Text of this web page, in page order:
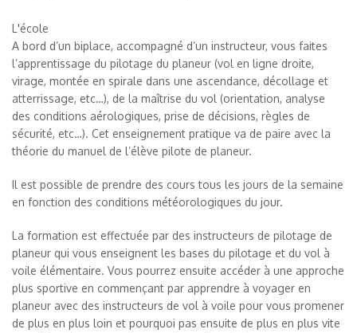
L'école
A bord d’un biplace, accompagné d’un instructeur, vous faites
l’apprentissage du pilotage du planeur (vol en ligne droite,
virage, montée en spirale dans une ascendance, décollage et
atterrissage, etc…), de la maîtrise du vol (orientation, analyse
des conditions aérologiques, prise de décisions, règles de
sécurité, etc…). Cet enseignement pratique va de paire avec la
théorie du manuel de l’élève pilote de planeur.
Il est possible de prendre des cours tous les jours de la semaine
en fonction des conditions météorologiques du jour.
La formation est effectuée par des instructeurs de pilotage de
planeur qui vous enseignent les bases du pilotage et du vol à
voile élémentaire. Vous pourrez ensuite accéder à une approche
plus sportive en commençant par apprendre à voyager en
planeur avec des instructeurs de vol à voile pour vous promener
de plus en plus loin et pourquoi pas ensuite de plus en plus vite